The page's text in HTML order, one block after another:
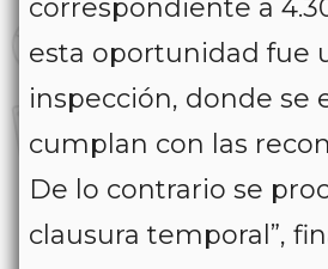
correspondiente a
esta oportunidad fue
inspección, donde se
cumplan con las
De lo contrario se
clausura temporal”,